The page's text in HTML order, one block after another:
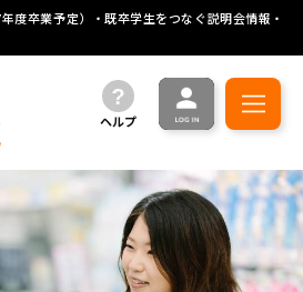
度卒業予定）・既卒学生をつなぐ説明会情報・
ヘルプ